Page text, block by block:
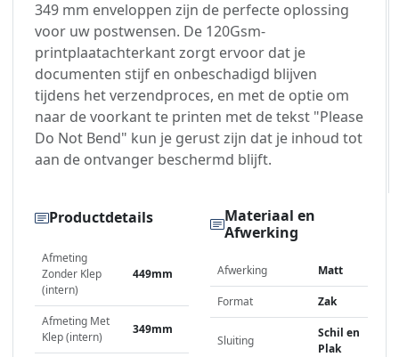
349 mm enveloppen zijn de perfecte oplossing
voor uw postwensen. De 120Gsm-
printplaatachterkant zorgt ervoor dat je
documenten stijf en onbeschadigd blijven
tijdens het verzendproces, en met de optie om
naar de voorkant te printen met de tekst "Please
Do Not Bend" kun je gerust zijn dat je inhoud tot
aan de ontvanger beschermd blijft.
Productdetails
Afmeting
Zonder Klep
(intern)
449mm
Afmeting Met
Klep (intern)
349mm
Materiaal en
Afwerking
Afwerking Matt
Format Zak
Sluiting
Schil en
Plak